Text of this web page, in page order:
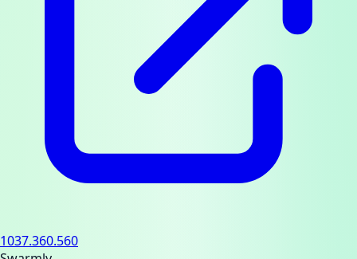
1037.360.560